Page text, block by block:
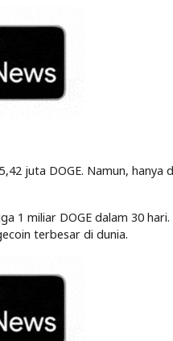
juta DOGE. Namun, hanya
1 miliar DOGE dalam 30
terbesar di dunia.